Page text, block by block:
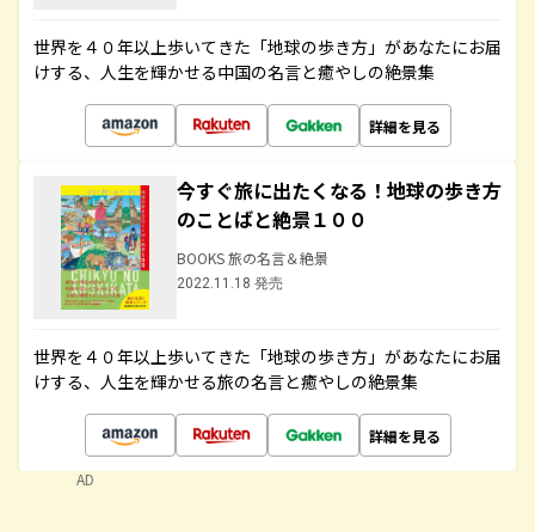
世界を４０年以上歩いてきた「地球の歩き方」があなたにお届
けする、人生を輝かせる中国の名言と癒やしの絶景集
詳細を見る
今すぐ旅に出たくなる！地球の歩き方
のことばと絶景１００
BOOKS 旅の名言＆絶景
2022.11.18 発売
世界を４０年以上歩いてきた「地球の歩き方」があなたにお届
けする、人生を輝かせる旅の名言と癒やしの絶景集
詳細を見る
AD